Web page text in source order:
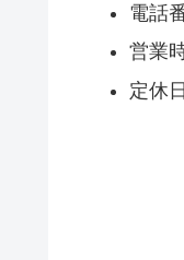
電話
営業
定休